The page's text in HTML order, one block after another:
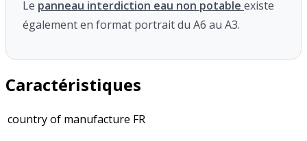
Le panneau interdiction eau non potable existe
également en format portrait du A6 au A3.
Caractéristiques
country of manufacture FR